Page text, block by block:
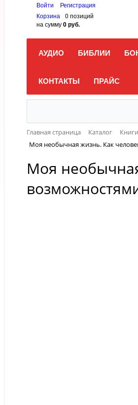
Войти
Регистрация
Корзина
0 позиций
на сумму0 руб.
АУДИО БИБЛИИ
КОНТАКТЫ ПРАЙС
Главная страница Каталог Книги
Моя необычная жизнь. Как
Моя